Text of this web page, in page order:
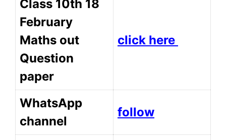
Class 10th 18
February
Maths out
Question
paper
click here
WhatsApp
channel
follow